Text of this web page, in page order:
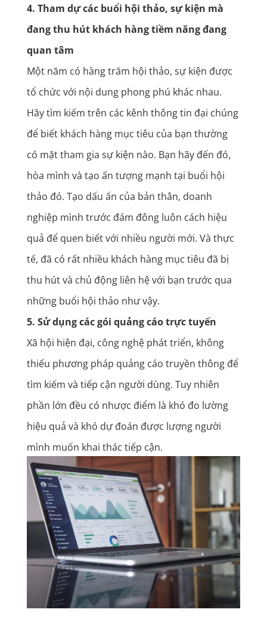
4. Tham dự các buổi hội thảo, sự kiện mà
đang thu hút khách hàng tiềm năng đang
quan tâm
Một năm có hàng trăm hội thảo, sự kiện được
tổ chức với nội dung phong phú khác nhau.
Hãy tìm kiếm trên các kênh thông tin đại chúng
để biết khách hàng mục tiêu của bạn thường
có mặt tham gia sự kiện nào. Bạn hãy đến đó,
hòa mình và tạo ấn tượng mạnh tại buổi hội
thảo đó. Tạo dấu ấn của bản thân, doanh
nghiệp mình trước đám đông luôn cách hiệu
quả để quen biết với nhiều người mới. Và thực
tế, đã có rất nhiều khách hàng mục tiêu đã bị
thu hút và chủ động liên hệ với bạn trước qua
những buổi hội thảo như vậy.
5. Sử dụng các gói quảng cáo trực tuyến
Xã hội hiện đại, công nghệ phát triển, không
thiếu phương pháp quảng cáo truyền thông để
tìm kiếm và tiếp cận người dùng. Tuy nhiên
phần lớn đều có nhược điểm là khó đo lường
hiệu quả và khó dự đoán được lượng người
mình muốn khai thác tiếp cận.